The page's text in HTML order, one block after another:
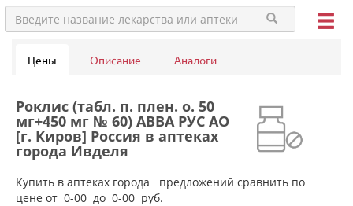
Цены Описание Аналоги
Роклис (табл. п. плен. о. 50
мг+450 мг № 60) АВВА РУС АО
[г. Киров] Россия в аптеках
города Ивделя
Купить в аптеках города
предложений сравнить по
цене от 0-00 до 0-00 руб.